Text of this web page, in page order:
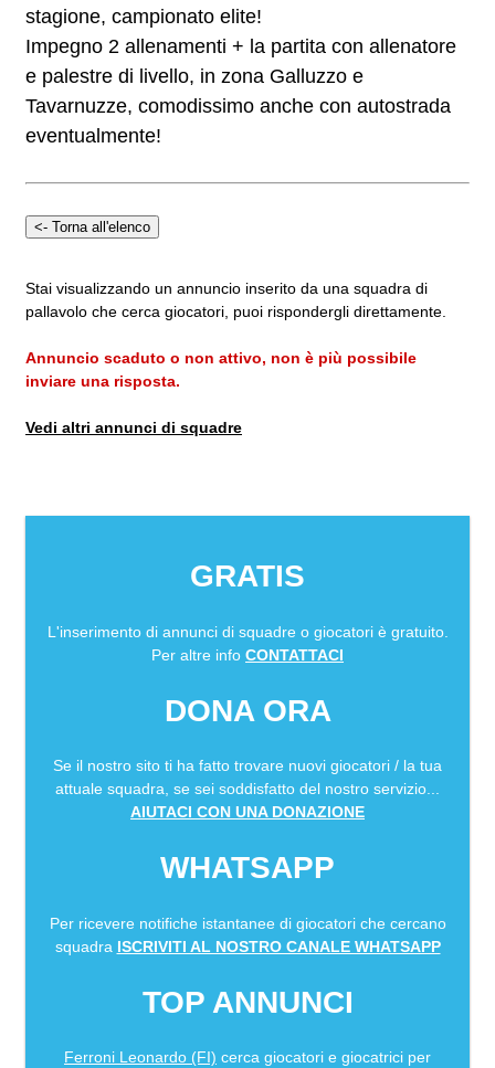
stagione, campionato elite!
Impegno 2 allenamenti + la partita con allenatore
e palestre di livello, in zona Galluzzo e
Tavarnuzze, comodissimo anche con autostrada
eventualmente!
Stai visualizzando un annuncio inserito da una squadra di
pallavolo che cerca giocatori, puoi rispondergli direttamente.
Annuncio scaduto o non attivo, non è più possibile
inviare una risposta.
Vedi altri annunci di squadre
GRATIS
L'inserimento di annunci di squadre o giocatori è gratuito.
Per altre info CONTATTACI
DONA ORA
Se il nostro sito ti ha fatto trovare nuovi giocatori / la tua
attuale squadra, se sei soddisfatto del nostro servizio...
AIUTACI CON UNA DONAZIONE
WHATSAPP
Per ricevere notifiche istantanee di giocatori che cercano
squadra ISCRIVITI AL NOSTRO CANALE WHATSAPP
TOP ANNUNCI
Ferroni Leonardo (FI) cerca giocatori e giocatrici per